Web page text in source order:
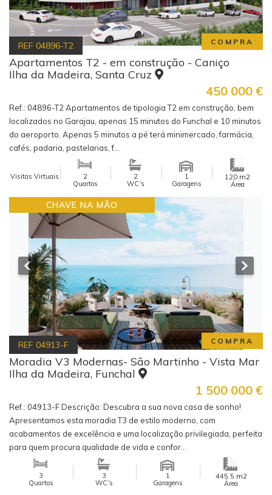
COMPRA
REF 04896-T2
Apartamentos T2 - em construção - Caniço
Ilha da Madeira, Santa Cruz
450 000 €
Ref.: 04896-T2 Apartamentos de tipologia T2 em construção, bem
localizados no Garajau, apenas 15 minutos do Funchal e 10 minutos
do aeroporto. Apenas 5 minutos a pé terá minimercado, farmácia,
cafés, padaria, pastelarias, f...
Visitas Virtuais
2
Quartos
2
WC´s
1
Garagens
120 m2
Área
CHAVE NA MÃO
COMPRA
REF 04913-F
Moradia V3 Modernas- São Martinho - Vista Mar
Ilha da Madeira, Funchal
1 500 000 €
Ref.: 04913-F Descrição: Descubra a sua nova casa de sonho!
Apresentamos esta moradia T3 de estilo moderno, com
acabamentos de excelência e uma localização privilegiada, perfeita
para quem procura qualidade de vida e confor...
3
Quartos
3
WC´s
1
Garagens
445.5 m2
Área